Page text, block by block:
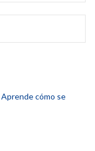
Aprende cómo se